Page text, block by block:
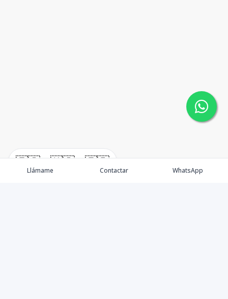
🇪🇸 🇺🇸 🇫🇷
Llámame Contactar WhatsApp